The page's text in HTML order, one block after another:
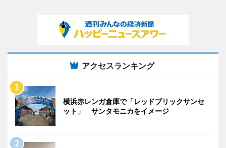
アクセスランキング
横浜赤レンガ倉庫で「レッドブリックサンセ
ット」 サンタモニカをイメージ